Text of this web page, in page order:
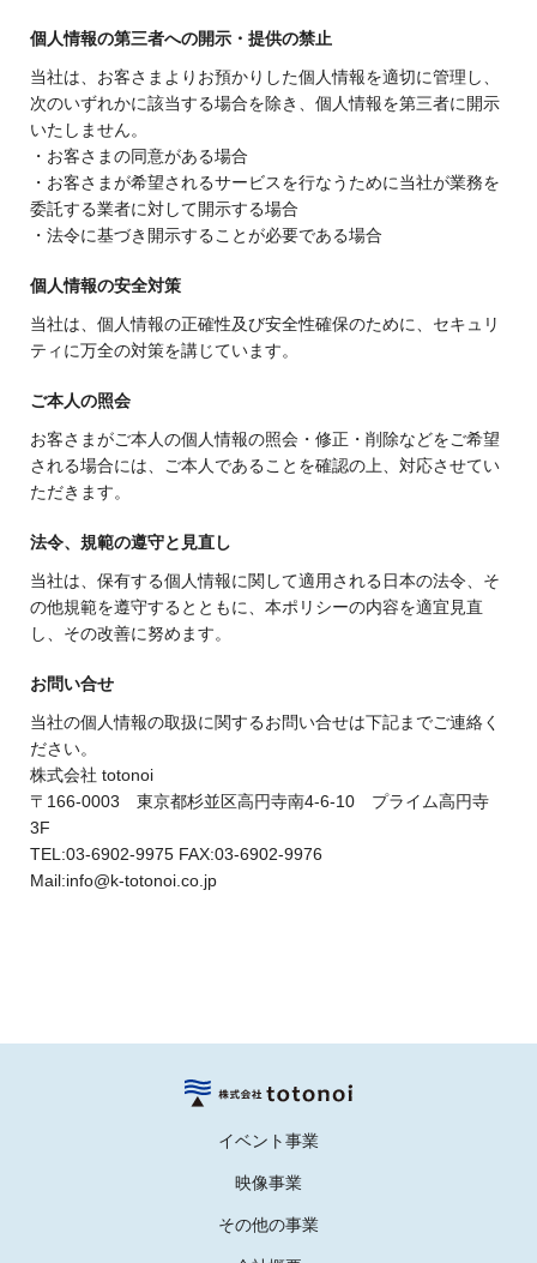
個人情報の第三者への開示・提供の禁止
当社は、お客さまよりお預かりした個人情報を適切に管理し、
次のいずれかに該当する場合を除き、個人情報を第三者に開示
いたしません。
・お客さまの同意がある場合
・お客さまが希望されるサービスを行なうために当社が業務を
委託する業者に対して開示する場合
・法令に基づき開示することが必要である場合
個人情報の安全対策
当社は、個人情報の正確性及び安全性確保のために、セキュリ
ティに万全の対策を講じています。
ご本人の照会
お客さまがご本人の個人情報の照会・修正・削除などをご希望
される場合には、ご本人であることを確認の上、対応させてい
ただきます。
法令、規範の遵守と見直し
当社は、保有する個人情報に関して適用される日本の法令、そ
の他規範を遵守するとともに、本ポリシーの内容を適宜見直
し、その改善に努めます。
お問い合せ
当社の個人情報の取扱に関するお問い合せは下記までご連絡く
ださい。
株式会社 totonoi
〒166-0003 東京都杉並区高円寺南4-6-10 プライム高円寺
3F
TEL:03-6902-9975 FAX:03-6902-9976
Mail:info@k-totonoi.co.jp
イベント事業
映像事業
その他の事業